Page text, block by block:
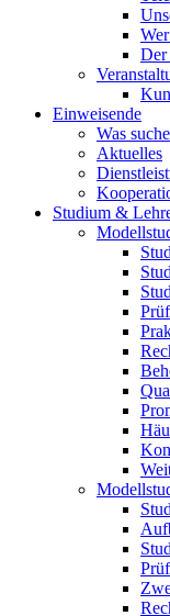
Der
Einweisende
Was
Aktuelles
Studium &